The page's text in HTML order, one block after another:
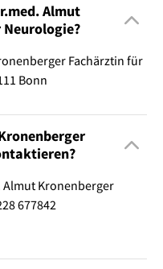
Almut
Fachärztin für
Bonn
Kronenberger
677842